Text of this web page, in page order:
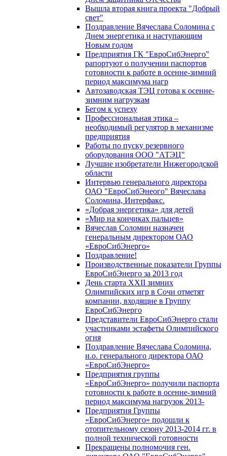
Вышла вторая книга проекта "Добрый
свет"
Поздравление Вячеслава Соломина с
Днем энергетика и наступающим
Новым годом
Предприятия ГК "ЕвроСибЭнерго"
рапортуют о получении паспортов
готовности к работе в осенне-зимний
период максимума нагр
Автозаводская ТЭЦ готова к осенне-
зимним нагрузкам
Бегом к успеху
Профессиональная этика –
необходимый регулятор в механизме
предприятия
Работы по пуску резервного
оборудования ООО "АТЭЦ"
Лучшие изобретатели Нижегородской
области
Интервью генерального директора
ОАО "ЕвроСибЭнеого" Вячеслава
Соломина, Интерфакс.
«Добрая энергетика» для детей
«Мир на кончиках пальцев»
Вячеслав Соломин назначен
генеральным директором ОАО
«ЕвроСибЭнерго»
Поздравление!
Производственные показатели Группы
ЕвроСибЭнерго за 2013 год
День старта XXII зимних
Олимпийских игр в Сочи отметят
компании, входящие в Группу
ЕвроСибЭнерго
Представители ЕвроСибЭнерго стали
участниками эстафеты Олимпийского
огня
Поздравление Вячеслава Соломина,
и.о. генерального директора ОАО
«ЕвроСибЭнерго»
Предприятия группы
«ЕвроСибЭнерго» получили паспорта
готовности к работе в осенне-зимний
период максимума нагрузок 2013-
Предприятия Группы
«ЕвроСибЭнерго» подошли к
отопительному сезону 2013-2014 гг. в
полной технической готовности
Прекращены полномочия ген.